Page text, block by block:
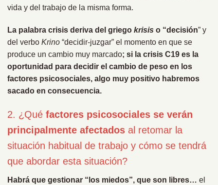
vida y del trabajo de la misma forma.
La palabra crisis deriva del griego krisis o “decisión” y
del verbo Krino “decidir-juzgar” el momento en que se
produce un cambio muy marcado; si la crisis C19 es la
oportunidad para decidir el cambio de peso en los
factores psicosociales, algo muy positivo habremos
sacado en consecuencia.
2. ¿Qué factores psicosociales se verán
principalmente afectados al retomar la
situación habitual de trabajo y cómo se tendrá
que abordar esta situación?
Habrá que gestionar “los miedos”, que son libres… el